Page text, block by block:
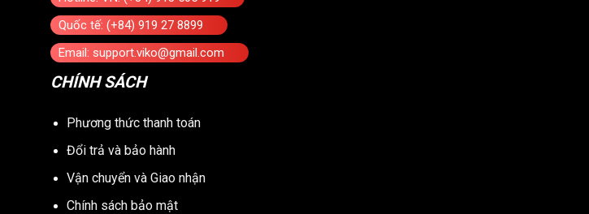
Quốc tế: (+84) 919 27 8899
Email: support.viko@gmail.com
CHÍNH SÁCH
Phương thức thanh toán
Đổi trả và bảo hành
Vận chuyển và Giao nhận
Chính sách bảo mật